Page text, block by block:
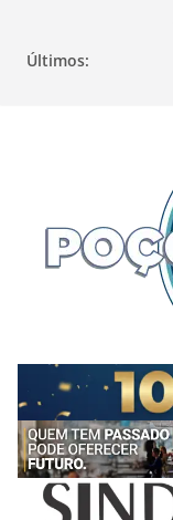
Últimos: